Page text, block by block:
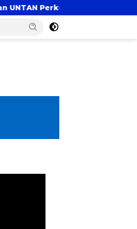
Tri Dharma Lewat Kolaborasi